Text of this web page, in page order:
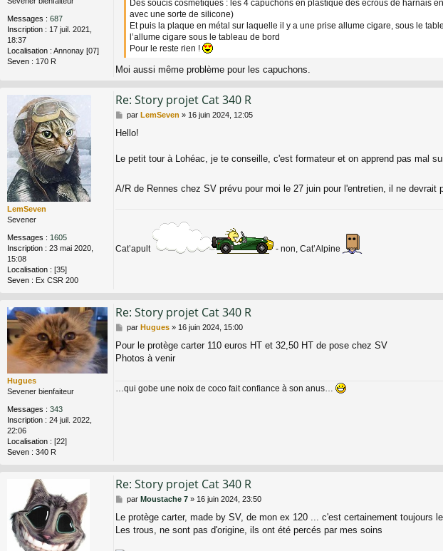
Messages : 687
Inscription : 17 juil. 2021,
18:37
Localisation : Annonay [07]
Seven : 170 R
Des soucis cosmétiques : les 4 capuchons en plastique des écrous de harnais
avec une sorte de silicone)
Et puis la plaque en métal sur laquelle il y a une prise allume cigare, sous le
l’allume cigare sous le tableau de bord
Pour le reste rien !
Moi aussi même problème pour les capuchons.
LemSeven
Sevener
Messages : 1605
Inscription : 23 mai 2020,
15:08
Localisation : [35]
Seven : Ex CSR 200
Re: Story projet Cat 340 R
M
s
a
par LemSeven » 16 juin 2024, 12:05
Hello!
Le petit tour à Lohéac, je te conseille, c'est formateur et on apprend pas mal
A/R de Rennes chez SV prévu pour moi le 27 juin pour l'entretien, il ne devrait
Cat’apult - non, Cat’Alpine
Hugues
Sevener bienfaiteur
Messages : 343
Inscription : 24 juil. 2022,
22:06
Localisation : [22]
Seven : 340 R
Re: Story projet Cat 340 R
M
s
s
e
par Hugues» 16 juin 2024, 15:00
Pour le protège carter 110 euros HT et 32,50 HT de pose chez SV
Photos à venir
…qui gobe une noix de coco fait confiance à son anus…
Re: Story projet Cat 340 R
M
s
s
par Moustache 7» 16 juin 2024, 23:50
Le protège carter, made by SV, de mon ex 120 ... c'est certainement toujours
Les trous, ne sont pas d'origine, ils ont été percés par mes soins